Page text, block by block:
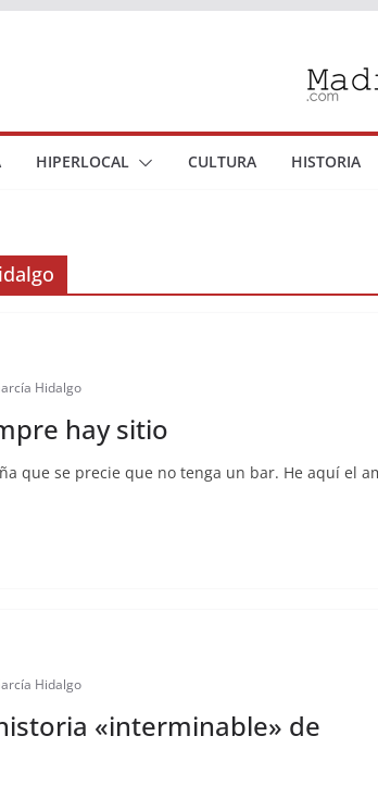
HIPERLOCAL CULTURA HISTORIA
Hidalgo
hay sitio
que se precie que no tenga un bar. He aquí el
Hidalgo
«interminable» de